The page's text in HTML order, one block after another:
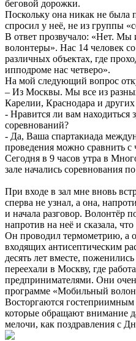
беговой дорожки.
Поскольку она никак не была
спросил у неё, не из группы
В ответ прозвучало: «Нет.
волонтеры». Нас 14 человек
различных объектах, где
ипподроме нас четверо».
На мой следующий вопрос
– Из Москвы. Мы все из
Карелии, Краснодара и
- Нравится ли вам находиться
соревнований?
- Да, Ваша спартакиада
проведения можно сравнить
Сегодня в 9 часов утра в
зале начались соревнования
При входе в зал мне вновь
сперва не узнал, а она,
и начала разговор. Волонтёр
напротив на неё и сказала,
Он проводил термометрию, а
входящих антисептическим
десять лет вместе,
переехали в Москву, где
предпринимателями. Они
программе «Мобильный
Восторгаются
которые обращают внимание
мелочи, как поздравления с